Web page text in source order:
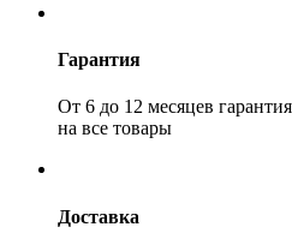
Гарантия
От 6 до 12 месяцев гарантия
на все товары
Доставка